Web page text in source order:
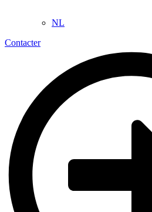
NL
Contacter